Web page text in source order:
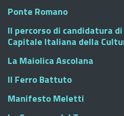
Ponte Romano
Il percorso di candidatura
Capitale Italiana della
La Maiolica Ascolana
Il Ferro Battuto
Manifesto Meletti